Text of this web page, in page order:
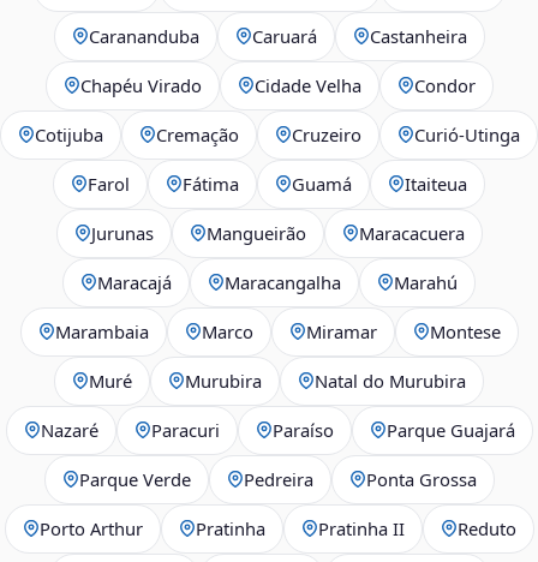
Carananduba Caruará Castanheira
Chapéu Virado Cidade Velha Condor
Cotijuba Cremação Cruzeiro Curió-Utinga
Farol Fátima Guamá Itaiteua
Jurunas Mangueirão Maracacuera
Maracajá Maracangalha Marahú
Marambaia Marco Miramar Montese
Muré Murubira Natal do Murubira
Nazaré Paracuri Paraíso Parque Guajará
Parque Verde Pedreira Ponta Grossa
Porto Arthur Pratinha Pratinha II Reduto